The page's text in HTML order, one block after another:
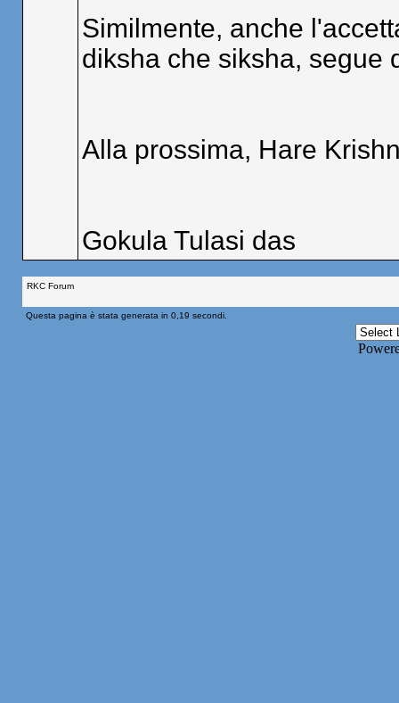
Similmente, anche
diksha che siksha, segue
Alla prossima, Hare
Gokula Tulasi das
RKC Forum
Questa pagina è stata generata in 0,19 secondi.